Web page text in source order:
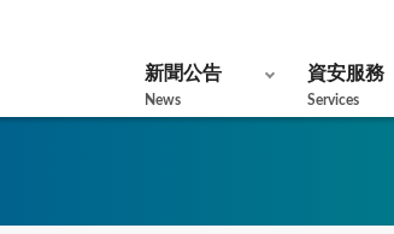
新聞公告
News
資安服務
Services